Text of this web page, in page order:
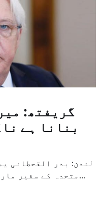
گریفتھ:
بنانا ہے
لندن: بدر القحطانی
متحدہ کے سفیر
ثالثی اور اس کشمکش